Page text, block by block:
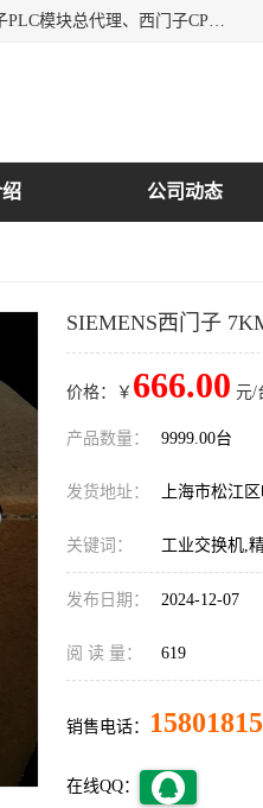
上海诗幕自动化设备有限公司是一家西门子授权分销商；主要负责：德国西门子模块代理商、西门子PLC模块总代理、西门子CPU模块代理商、西门子电缆代理、西门子触摸屏变频器总代理等专销售西门子各系列产品；实体公司，诚信经营，价格优势，品质保证，库存量大，供应！
公司动态
SIEMENS西门子
价格：￥ 666.00 元/
产品数量： 9999.00台
发货地址： 上海市松江
关键词： 工业交换机,
发布日期： 2024-12-07
阅 读 量： 619
销售电话：
在线QQ：